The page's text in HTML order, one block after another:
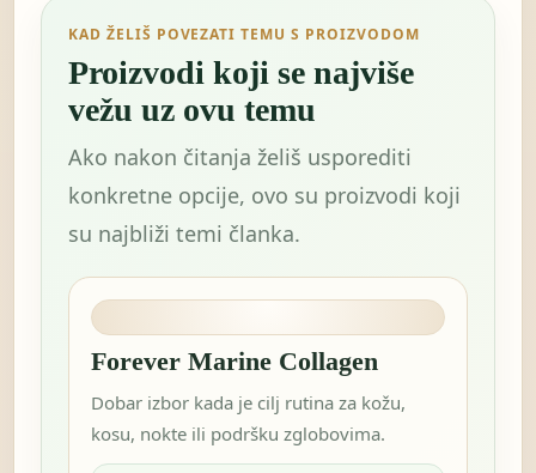
KAD ŽELIŠ POVEZATI TEMU S PROIZVODOM
Proizvodi koji se najviše
vežu uz ovu temu
Ako nakon čitanja želiš usporediti
konkretne opcije, ovo su proizvodi koji
su najbliži temi članka.
Forever Marine Collagen
Dobar izbor kada je cilj rutina za kožu,
kosu, nokte ili podršku zglobovima.